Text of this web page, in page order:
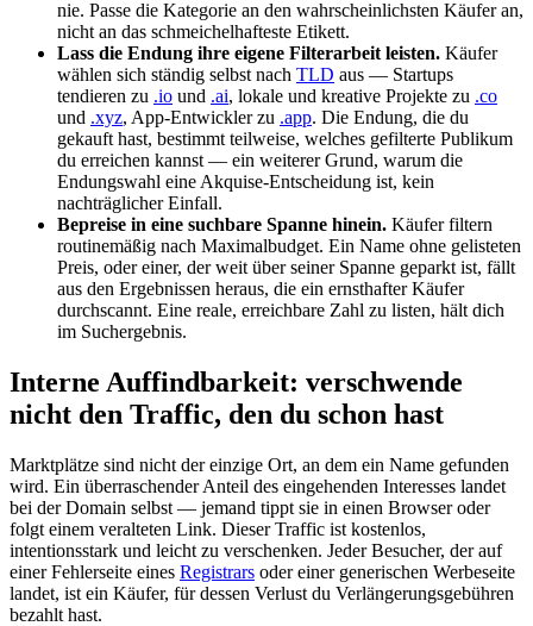
nie. Passe die Kategorie an den wahrscheinlichsten Käufer an,
nicht an das schmeichelhafteste Etikett.
Lass die Endung ihre eigene Filterarbeit leisten. Käufer
wählen sich ständig selbst nach TLD aus — Startups
tendieren zu .io und .ai, lokale und kreative Projekte zu .co
und .xyz, App-Entwickler zu .app. Die Endung, die du
gekauft hast, bestimmt teilweise, welches gefilterte Publikum
du erreichen kannst — ein weiterer Grund, warum die
Endungswahl eine Akquise-Entscheidung ist, kein
nachträglicher Einfall.
Bepreise in eine suchbare Spanne hinein. Käufer filtern
routinemäßig nach Maximalbudget. Ein Name ohne gelisteten
Preis, oder einer, der weit über seiner Spanne geparkt ist, fällt
aus den Ergebnissen heraus, die ein ernsthafter Käufer
durchscannt. Eine reale, erreichbare Zahl zu listen, hält dich
im Suchergebnis.
Interne Auffindbarkeit: verschwende
nicht den Traffic, den du schon hast
Marktplätze sind nicht der einzige Ort, an dem ein Name gefunden
wird. Ein überraschender Anteil des eingehenden Interesses landet
bei der Domain selbst — jemand tippt sie in einen Browser oder
folgt einem veralteten Link. Dieser Traffic ist kostenlos,
intentionsstark und leicht zu verschenken. Jeder Besucher, der auf
einer Fehlerseite eines Registrars oder einer generischen Werbeseite
landet, ist ein Käufer, für dessen Verlust du Verlängerungsgebühren
bezahlt hast.